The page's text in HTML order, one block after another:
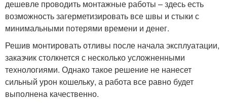
дешевле проводить монтажные работы – здесь есть
возможность загерметизировать все швы и стыки с
минимальными потерями времени и денег.
Решив монтировать отливы после начала эксплуатации,
заказчик столкнется с несколько усложненными
технологиями. Однако такое решение не нанесет
сильный урон кошельку, а работа все равно будет
выполнена качественно.